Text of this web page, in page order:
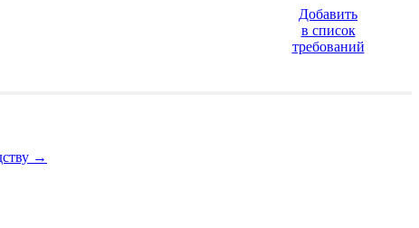
Добавить
в список
требований
→